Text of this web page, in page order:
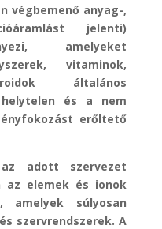
végbemenő anyag-,
jelenti)
amelyeket
vitaminok,
általános
és a nem
erőltető
adott szervezet
az elemek és ionok
amelyek súlyosan
szervrendszerek. A